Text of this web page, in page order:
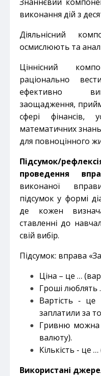
виконання дій з
Діяльнісний
осмислюють та
Ціннісний
раціонально
ефективно
заощадження,
сфері фінансів,
математичних знань
для повноцінного
Підсумок/
проведення
виконаної
підсумок у формі
де кожен
ставленні до
свій вибір.
Підсумок: вправа
Ціна – це …
Гроші люблять
Вартість - це
заплатили за
Гривню можна
валюту).
Кількість - це
Використані